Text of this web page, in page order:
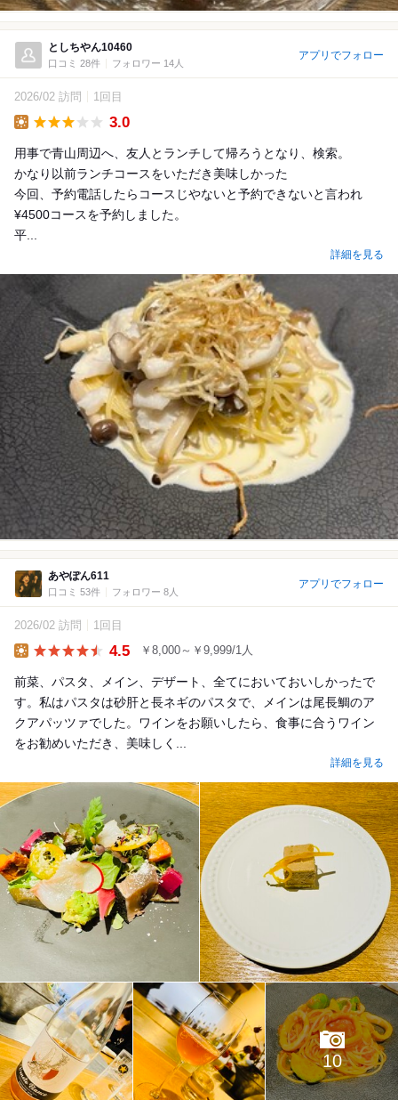
としちやん10460
口コミ 28件 フォロワー 14人
アプリでフォロー
2026/02 訪問 1回目
3.0
用事で青山周辺へ、友人とランチして帰ろうとなり、検索。
かなり以前ランチコースをいただき美味しかった
今回、予約電話したらコースじやないと予約できないと言われ
¥4500コースを予約しました。
平...
詳細を見る
あやぽん611
口コミ 53件 フォロワー 8人
アプリでフォロー
2026/02 訪問 1回目
4.5 ￥8,000～￥9,999/1人
前菜、パスタ、メイン、デザート、全てにおいておいしかったで
す。私はパスタは砂肝と長ネギのパスタで、メインは尾長鯛のア
クアパッツァでした。ワインをお願いしたら、食事に合うワイン
をお勧めいただき、美味しく...
詳細を見る
10